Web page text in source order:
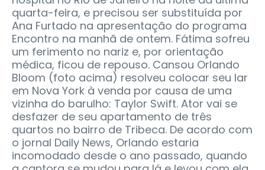
quarta-feira, e precisou ser substituída por
Ana Furtado na apresentação do programa
Encontro na manhã de ontem. Fátima sofreu
um ferimento no nariz e, por orientação
médica, ficou de repouso. Cansou Orlando
Bloom (foto acima) resolveu colocar seu lar
em Nova York à venda por causa de uma
vizinha do barulho: Taylor Swift. Ator vai se
desfazer de seu apartamento de três
quartos no bairro de Tribeca. De acordo com
o jornal Daily News, Orlando estaria
incomodado desde o ano passado, quando